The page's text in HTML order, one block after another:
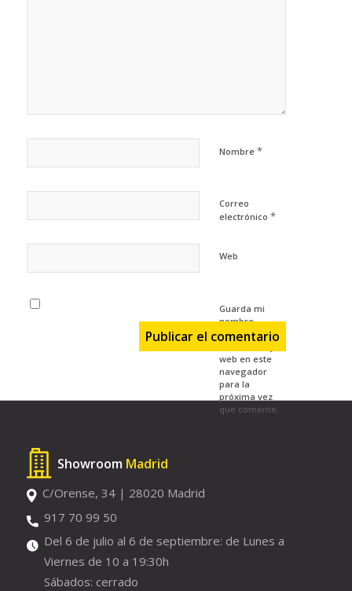
Nombre *
Correo
electrónico *
Web
Guarda mi
nombre,
correo
web en este
navegador
para la
próxima vez
que comente.
Showroom Madrid
C/Orense, 34 | 28020 Madrid
917 70 99 50
Del 6 de julio al 6 de septiembre: de Lunes a
Viernes de 10 a 19:30h
Sábados: cerrado